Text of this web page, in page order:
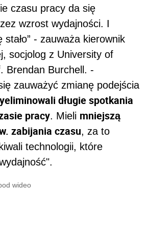
czasu pracy da się
wzrost wydajności. I
stało” - zauważa kierownik
socjolog z University of
Brendan Burchell. -
zauważyć zmianę podejścia
długie spotkania
pracy. Mieli mniejszą
zabijania czasu, za to
technologii, które
wideo